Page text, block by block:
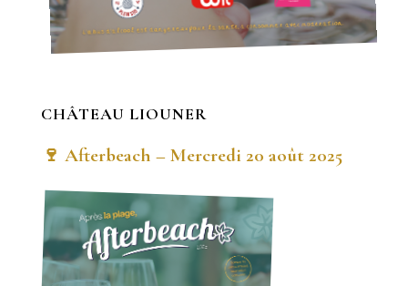
CHÂTEAU LIOUNER
🍷 Afterbeach – Mercredi 20 août 2025